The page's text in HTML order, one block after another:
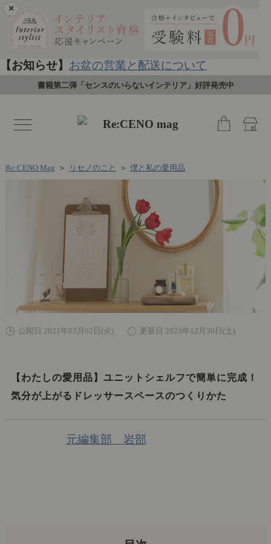
×
【お知らせ】 お盆の営業と配送について
書籍第二弾「センスのいらないインテリア」好評発売中
toggle
navigation
Re:CENO Mag ＞ リセノのこと ＞ 僕と私の愛用品
公開日 2021年03月02日(火) 更新日 2023年12月30日(土)
【わたしの愛用品】ユニットシェルフで簡単に完成！
気分が上がるドレッサースペースのつくりかた
元編集部 岩部